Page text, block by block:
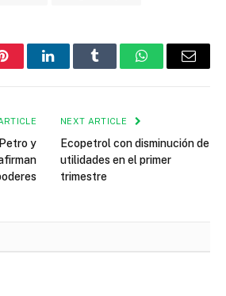
PinterestLinkedInTumblr WhatsAppEmail
y
NEXT ARTICLE
Ecopetrol con disminución de
utilidades en el primer
trimestre